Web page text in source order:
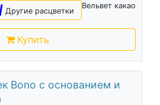
Вельвет какао
Другие расцветки
Купить
Bono с основанием и